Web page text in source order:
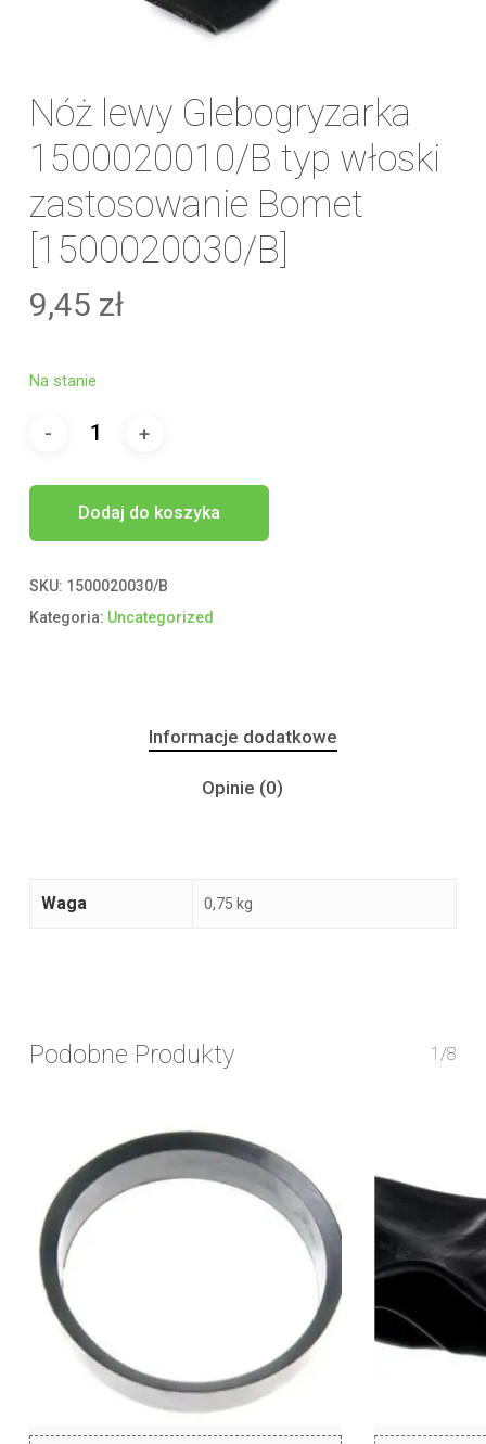
Nóż lewy Glebogryzarka
1500020010/B typ włoski
zastosowanie Bomet
[1500020030/B]
9,45 zł
Na stanie
Dodaj do koszyka
SKU: 1500020030/B
Kategoria: Uncategorized
Informacje dodatkowe
Opinie (0)
Waga 0,75 kg
Podobne Produkty 1/8